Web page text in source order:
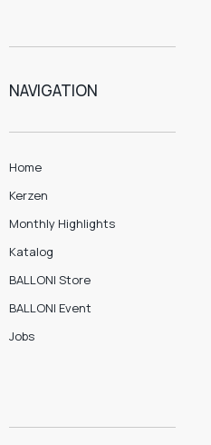
NAVIGATION
Home
Kerzen
Monthly Highlights
Katalog
BALLONI Store
BALLONI Event
Jobs